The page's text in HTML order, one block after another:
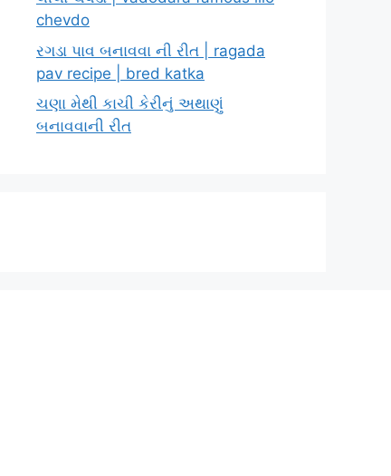
chevdo
રગડા પાવ બનાવવા ની રીત | ragada
pav recipe | bred katka
ચણા મેથી કાચી કેરીનું અથાણું
બનાવવાની રીત